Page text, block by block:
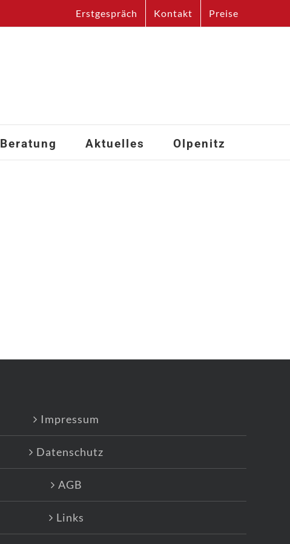
Erstgespräch Kontakt Preise
Beratung Aktuelles Olpenitz
Impressum
Datenschutz
AGB
Links